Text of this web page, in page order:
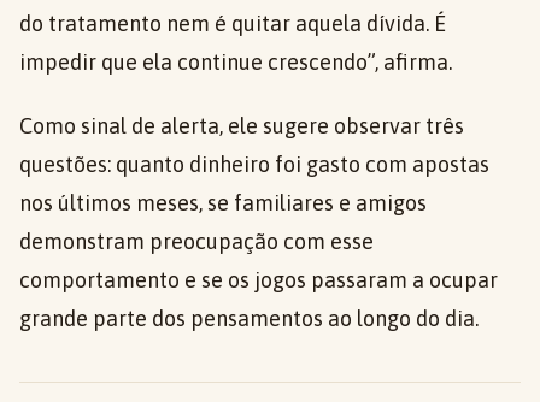
do tratamento nem é quitar aquela dívida. É
impedir que ela continue crescendo”, afirma.
Como sinal de alerta, ele sugere observar três
questões: quanto dinheiro foi gasto com apostas
nos últimos meses, se familiares e amigos
demonstram preocupação com esse
comportamento e se os jogos passaram a ocupar
grande parte dos pensamentos ao longo do dia.